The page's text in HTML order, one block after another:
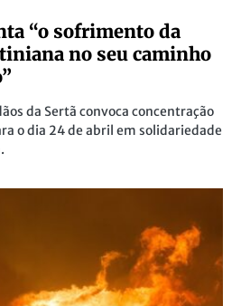
“o sofrimento da
no seu caminho
da Sertã convoca concentração
o dia 24 de abril em solidariedade